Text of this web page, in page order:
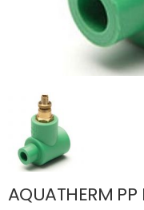
AQUATHERM PP